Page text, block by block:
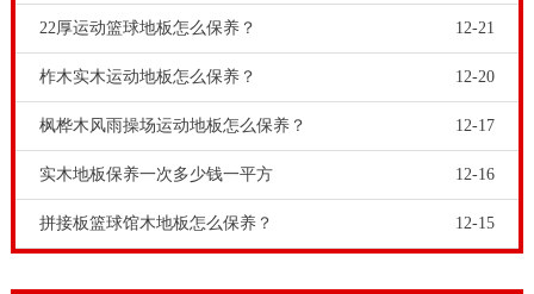
22厚运动篮球地板怎么保养？ 12-21
柞木实木运动地板怎么保养？ 12-20
枫桦木风雨操场运动地板怎么保养？ 12-17
实木地板保养一次多少钱一平方 12-16
拼接板篮球馆木地板怎么保养？ 12-15